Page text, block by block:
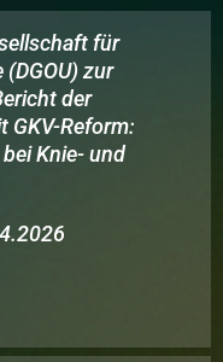
für
zur
der
GKV-Reform:
Knie- und